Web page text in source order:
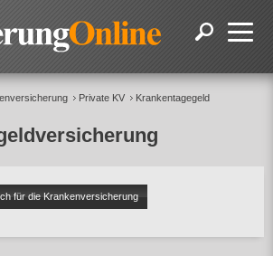
Private KV Krankentagegeld
für die Krankenversicherung